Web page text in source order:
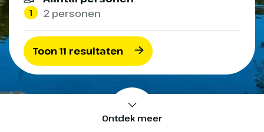
Ontdek meer
1 2 personen
Toon 11 resultaten